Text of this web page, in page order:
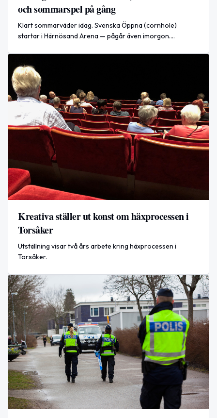
och sommarspel på gång
Klart sommarväder idag. Svenska Öppna (cornhole)
startar i Härnösand Arena — pågår även imorgon.
Kreativa ställer ut konst om häxprocessen i
Torsåker
Utställning visar två års arbete kring häxprocessen i
Torsåker.